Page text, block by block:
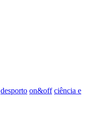
desporto on&off ciência e